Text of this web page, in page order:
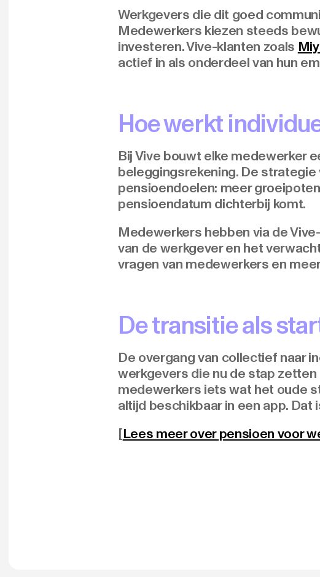
Werkgevers die dit goed
Medewerkers kiezen steeds
investeren. Vive-klanten zoals
actief in als onderdeel van hun
Hoe werkt
Bij Vive bouwt elke medewerker
beleggingsrekening. De
pensioendoelen: meer
pensioendatum dichterbij komt.
Medewerkers hebben via de
van de werkgever en het
vragen van medewerkers en
De transitie als
De overgang van collectief naar
werkgevers die nu de stap
medewerkers iets wat het oude
altijd beschikbaar in een app.
[Lees meer over pensioen voor